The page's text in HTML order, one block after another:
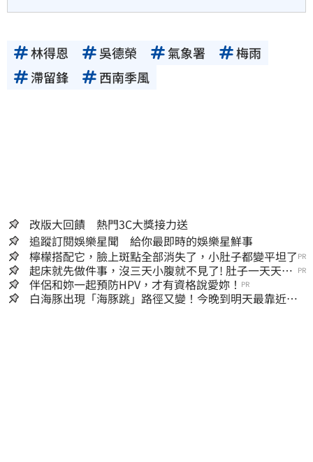
林得恩 吳德榮 氣象署
梅雨
滯留鋒
西南季風
改版大回饋 熱門3C大獎接力送
追蹤訂閱娛樂星聞 給你最即時的娛樂星鮮事
檸檬搭配它，臉上斑點全部消失了，小肚子都變平坦了 PR
起床就先做件事，沒三天小腹就不見了! 肚子一天天變
小！
PR
伴侶和妳一起預防HPV，才有資格說愛妳！ PR
白海豚出現「海豚跳」路徑又變！今晚到明天最靠近